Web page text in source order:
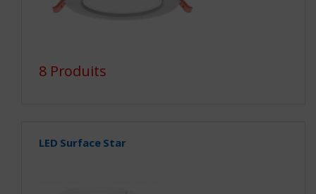
8 Produits
LED Surface Star